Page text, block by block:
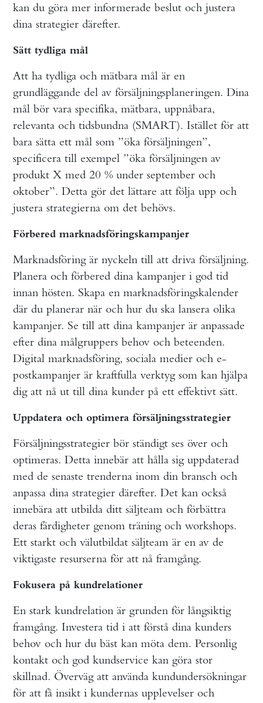
kan du göra mer informerade beslut och justera
dina strategier därefter.
Sätt tydliga mål
Att ha tydliga och mätbara mål är en
grundläggande del av försäljningsplaneringen. Dina
mål bör vara specifika, mätbara, uppnåbara,
relevanta och tidsbundna (SMART). Istället för att
bara sätta ett mål som ”öka försäljningen”,
specificera till exempel ”öka försäljningen av
produkt X med 20 % under september och
oktober”. Detta gör det lättare att följa upp och
justera strategierna om det behövs.
Förbered marknadsföringskampanjer
Marknadsföring är nyckeln till att driva försäljning.
Planera och förbered dina kampanjer i god tid
innan hösten. Skapa en marknadsföringskalender
där du planerar när och hur du ska lansera olika
kampanjer. Se till att dina kampanjer är anpassade
efter dina målgruppers behov och beteenden.
Digital marknadsföring, sociala medier och e-
postkampanjer är kraftfulla verktyg som kan hjälpa
dig att nå ut till dina kunder på ett effektivt sätt.
Uppdatera och optimera försäljningsstrategier
Försäljningsstrategier bör ständigt ses över och
optimeras. Detta innebär att hålla sig uppdaterad
med de senaste trenderna inom din bransch och
anpassa dina strategier därefter. Det kan också
innebära att utbilda ditt säljteam och förbättra
deras färdigheter genom träning och workshops.
Ett starkt och välutbildat säljteam är en av de
viktigaste resurserna för att nå framgång.
Fokusera på kundrelationer
En stark kundrelation är grunden för långsiktig
framgång. Investera tid i att förstå dina kunders
behov och hur du bäst kan möta dem. Personlig
kontakt och god kundservice kan göra stor
skillnad. Överväg att använda kundundersökningar
för att få insikt i kundernas upplevelser och